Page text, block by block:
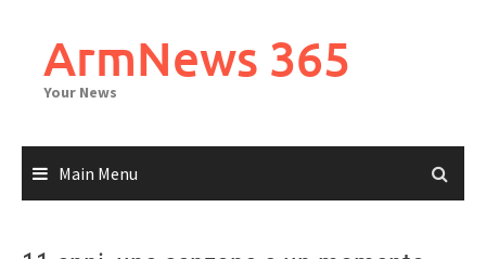
contentArmNews 365
Your News
Main Menu